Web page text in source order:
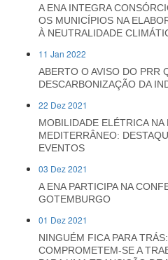
A ENA INTEGRA
OS MUNICÍPIOS NA
À NEUTRALIDADE
11 Jan 2022
ABERTO O AVISO DO PRR
DESCARBONIZAÇÃO DA
22 Dez 2021
MOBILIDADE ELÉTRICA NA
MEDITERRÂNEO:
EVENTOS
03 Dez 2021
A ENA PARTICIPA NA
GOTEMBURGO
01 Dez 2021
NINGUÉM FICA PARA
COMPROMETEM-SE A